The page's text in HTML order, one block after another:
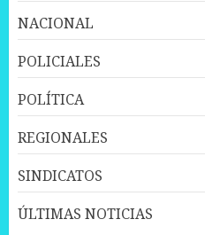
NACIONAL
POLICIALES
POLÍTICA
REGIONALES
SINDICATOS
ÚLTIMAS NOTICIAS